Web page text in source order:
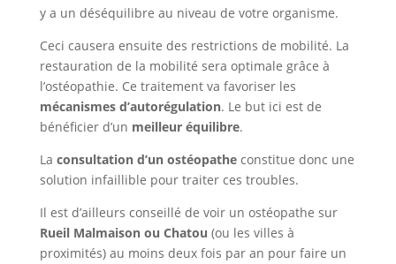
y a un déséquilibre au niveau de votre organisme.
Ceci causera ensuite des restrictions de mobilité. La
restauration de la mobilité sera optimale grâce à
l’ostéopathie. Ce traitement va favoriser les
mécanismes d’autorégulation. Le but ici est de
bénéficier d’un meilleur équilibre.
La consultation d’un ostéopatheconstitue donc une
solution infaillible pour traiter ces troubles.
Il est d’ailleurs conseillé de voir un ostéopathe sur
Rueil Malmaison ou Chatou (ou les villes à
proximités) au moins deux fois par an pour faire un